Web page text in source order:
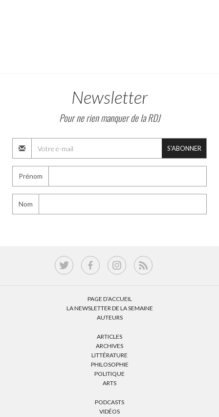
Newsletter
Pour ne rien manquer de la RDJ
S'ABONNER
Prénom
Nom
PAGE D’ACCUEIL
LA NEWSLETTER DE LA SEMAINE
AUTEURS
ARTICLES
ARCHIVES
LITTÉRATURE
PHILOSOPHIE
POLITIQUE
ARTS
PODCASTS
VIDÉOS